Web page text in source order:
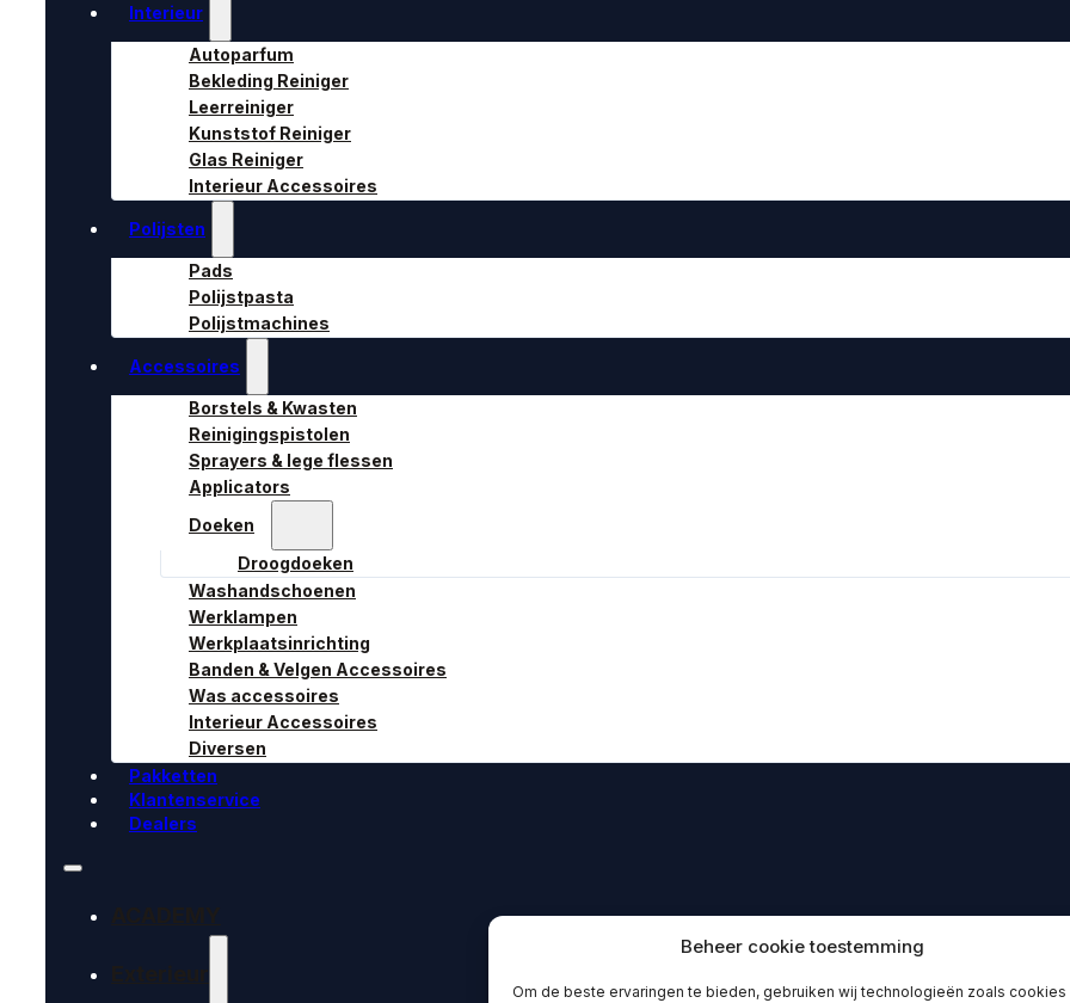
Beheer cookie toestemming
Om de beste ervaringen te bieden, gebruiken wij technologieën zoals cookies
Interieur
Autoparfum
Bekleding Reiniger
Leerreiniger
Kunststof Reiniger
Glas Reiniger
Interieur Accessoires
Polijsten
Pads
Polijstpasta
Polijstmachines
Accessoires
Borstels & Kwasten
Reinigingspistolen
Sprayers & lege flessen
Applicators
Doeken
Droogdoeken
Washandschoenen
Werklampen
Werkplaatsinrichting
Banden & Velgen Accessoires
Was accessoires
Interieur Accessoires
Diversen
Pakketten
Klantenservice
Dealers